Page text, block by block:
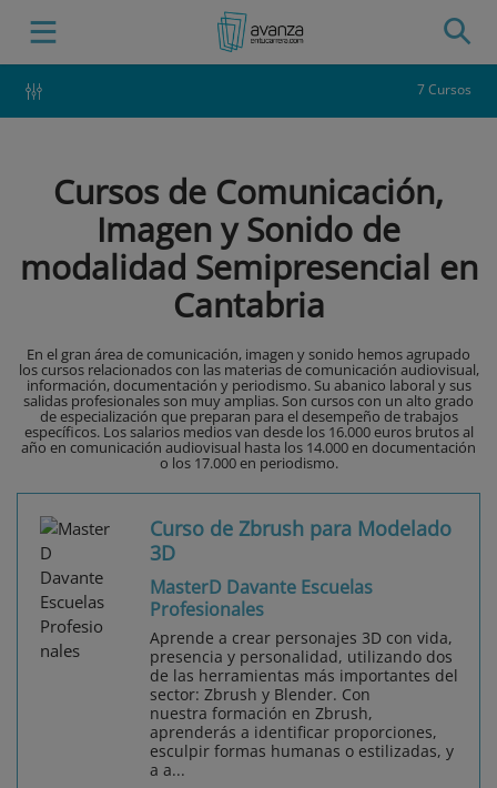
7 Cursos
Cursos de Comunicación,
Imagen y Sonido de
modalidad Semipresencial en
Cantabria
En el gran área de comunicación, imagen y sonido hemos agrupado
los cursos relacionados con las materias de comunicación audiovisual,
información, documentación y periodismo. Su abanico laboral y sus
salidas profesionales son muy amplias. Son cursos con un alto grado
de especialización que preparan para el desempeño de trabajos
específicos. Los salarios medios van desde los 16.000 euros brutos al
año en comunicación audiovisual hasta los 14.000 en documentación
o los 17.000 en periodismo.
Curso de Zbrush para Modelado
3D
MasterD Davante Escuelas
Profesionales
Aprende a crear personajes 3D con vida,
presencia y personalidad, utilizando dos
de las herramientas más importantes del
sector: Zbrush y Blender. Con
nuestra formación en Zbrush,
aprenderás a identificar proporciones,
esculpir formas humanas o estilizadas, y
a a...